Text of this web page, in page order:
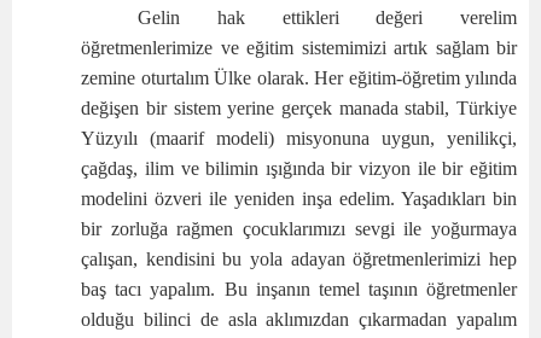
Gelin hak ettikleri değeri verelim
öğretmenlerimize ve eğitim sistemimizi artık sağlam bir
zemine oturtalım Ülke olarak. Her eğitim-öğretim yılında
değişen bir sistem yerine gerçek manada stabil, Türkiye
Yüzyılı (maarif modeli) misyonuna uygun, yenilikçi,
çağdaş, ilim ve bilimin ışığında bir vizyon ile bir eğitim
modelini özveri ile yeniden inşa edelim. Yaşadıkları bin
bir zorluğa rağmen çocuklarımızı sevgi ile yoğurmaya
çalışan, kendisini bu yola adayan öğretmenlerimizi hep
baş tacı yapalım. Bu inşanın temel taşının öğretmenler
olduğu bilinci de asla aklımızdan çıkarmadan yapalım